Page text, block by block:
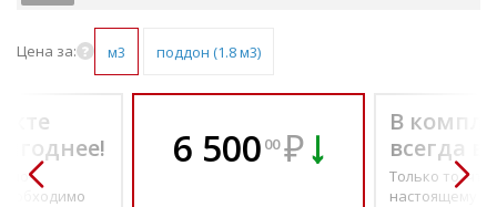
Цена за: м3 поддон (1.8 м3)
по-
6 500 00 ₽
В
всегда
Только то, что
настоящему